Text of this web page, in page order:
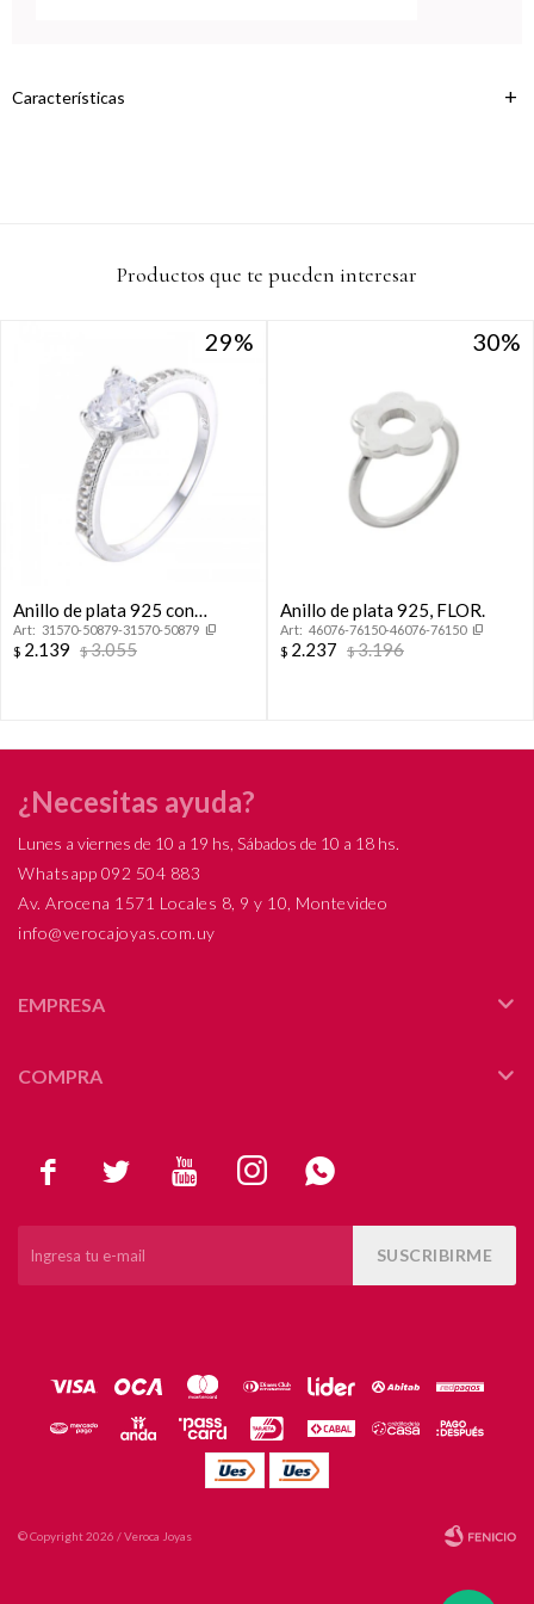
Características
Productos que te pueden interesar
29
29
Anillo de plata 925 con
circonias, CINTILLO.
31570-50879-31570-50879
$ 2.139 $3.055
30
30
Anillo de plata 925, FLOR.
46076-76150-46076-76150
$ 2.237 $3.196
    
SUSCRIBIRME
¿Necesitas ayuda?
Lunes a viernes de 10 a 19 hs, Sábados de 10 a 18 hs.
Whatsapp 092 504 883
Av. Arocena 1571 Locales 8, 9 y 10, Montevideo
info@verocajoyas.com.uy
EMPRESA
COMPRA
© Copyright 2026 / Veroca Joyas